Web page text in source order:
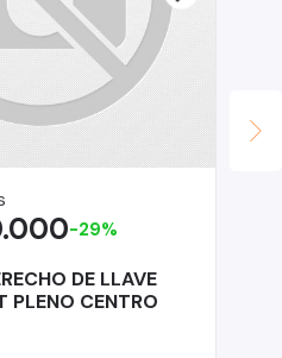
DE LLAVE
PLENO CENTRO
-29%